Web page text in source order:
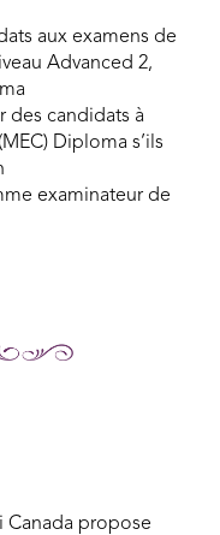
aux examens de
Advanced 2,
des candidats à
Diploma s’ils
examinateur de
Canada propose